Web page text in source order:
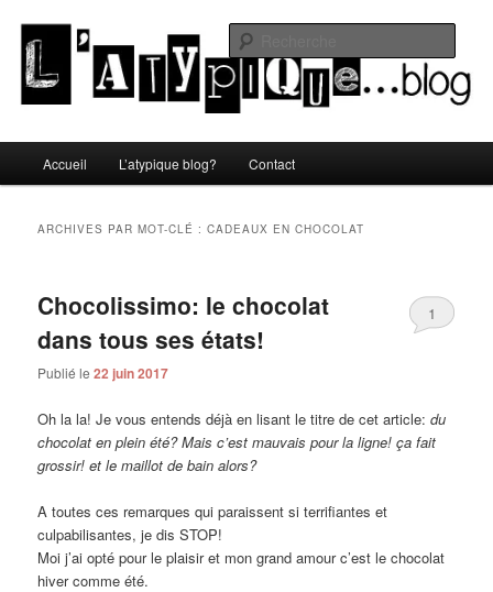
contenu
principal
contenu
secondaireL'atypique blog
principal
Accueil L’atypique blog? Contact
ARCHIVES PAR MOT-CLÉ :CADEAUX EN CHOCOLAT
Chocolissimo: le chocolat
dans tous ses états!
Publié le22 juin 2017
1
Oh la la! Je vous entends déjà en lisant le titre de cet article:du
chocolat en plein été? Mais c’est mauvais pour la ligne! ça fait
grossir! et le maillot de bain alors?
A toutes ces remarques qui paraissent si terrifiantes et
culpabilisantes, je dis STOP!
Moi j’ai opté pour le plaisir et mon grand amour c’est le chocolat
hiver comme été.